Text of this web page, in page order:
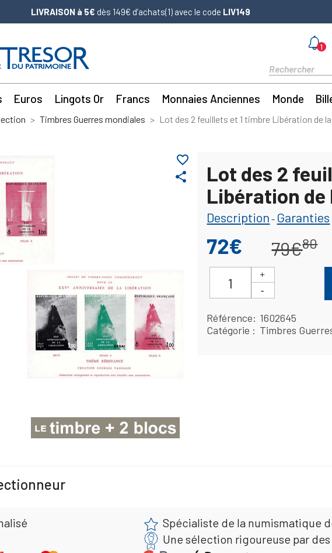
LIVRAISON à 5€ dès 149€ d’achats(1) avec le code LIV149
1
Euros Lingots Or Francs Monnaies Anciennes Monde
Timbres Guerres mondiales Lot des 2 feuillets et 1 timbre Libération de
share
favorite_border
Lot des 2
Libération de
Description - Garanties
72€ 79€80
Référence
1602645
Catégorie
Timbres
Spécialiste de la numismatique
Une sélection rigoureuse par